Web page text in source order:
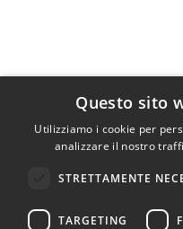
Questo sito
Utilizziamo i cookie per
analizzare il nostro
STRETTAMENTE
TARGETING